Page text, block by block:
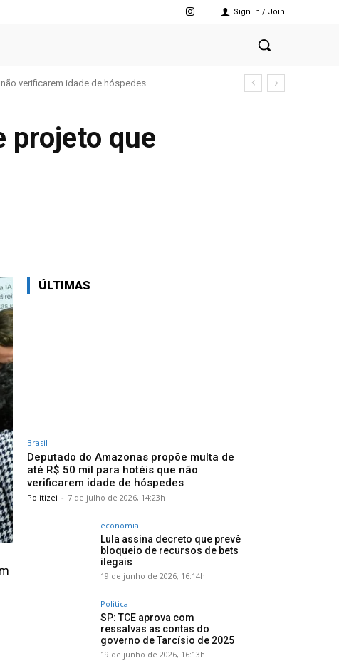
Sign in / Join
verificarem idade de hóspedes
projeto que
ÚLTIMAS
Brasil
Deputado do Amazonas propõe multa de
até R$ 50 mil para hotéis que não
verificarem idade de hóspedes
Politizei - 7 de julho de 2026, 14:23h
economia
Lula assina decreto que prevê
bloqueio de recursos de bets
ilegais
19 de junho de 2026, 16:14h
Politica
SP: TCE aprova com
ressalvas as contas do
governo de Tarcísio de 2025
19 de junho de 2026, 16:13h